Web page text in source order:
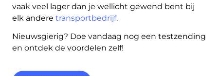
vaak veel lager dan je wellicht gewend bent bij
elk andere transportbedrijf.
Nieuwsgierig? Doe vandaag nog een testzending
en ontdek de voordelen zelf!